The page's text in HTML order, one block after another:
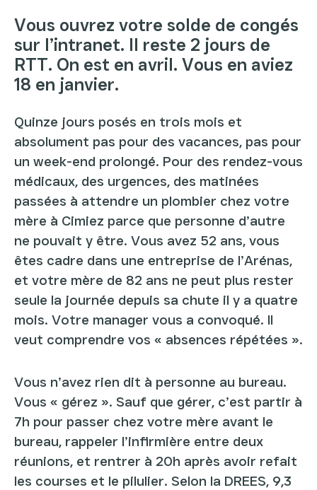
Vous ouvrez votre solde de congés
sur l’intranet. Il reste 2 jours de
RTT. On est en avril. Vous en aviez
18 en janvier.
Quinze jours posés en trois mois et
absolument pas pour des vacances, pas pour
un week-end prolongé. Pour des rendez-vous
médicaux, des urgences, des matinées
passées à attendre un plombier chez votre
mère à Cimiez parce que personne d’autre
ne pouvait y être. Vous avez 52 ans, vous
êtes cadre dans une entreprise de l’Arénas,
et votre mère de 82 ans ne peut plus rester
seule la journée depuis sa chute il y a quatre
mois. Votre manager vous a convoqué. Il
veut comprendre vos « absences répétées ».
Vous n’avez rien dit à personne au bureau.
Vous « gérez ». Sauf que gérer, c’est partir à
7h pour passer chez votre mère avant le
bureau, rappeler l’infirmière entre deux
réunions, et rentrer à 20h après avoir refait
les courses et le pilulier. Selon la DREES, 9,3